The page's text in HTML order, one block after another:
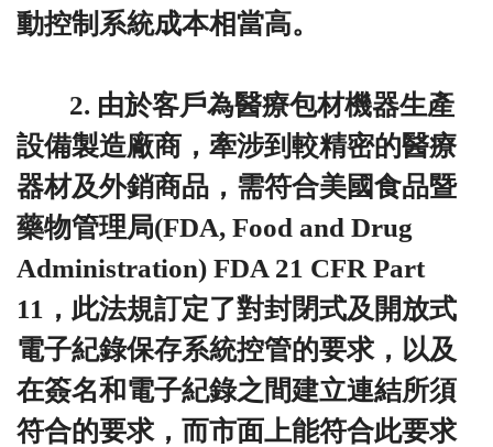
動控制系統成本相當高。
2. 由於客戶為醫療包材機器生產
設備製造廠商，牽涉到較精密的醫療
器材及外銷商品，需符合美國食品暨
藥物管理局(FDA, Food and Drug
Administration) FDA 21 CFR Part
11，此法規訂定了對封閉式及開放式
電子紀錄保存系統控管的要求，以及
在簽名和電子紀錄之間建立連結所須
符合的要求，而市面上能符合此要求